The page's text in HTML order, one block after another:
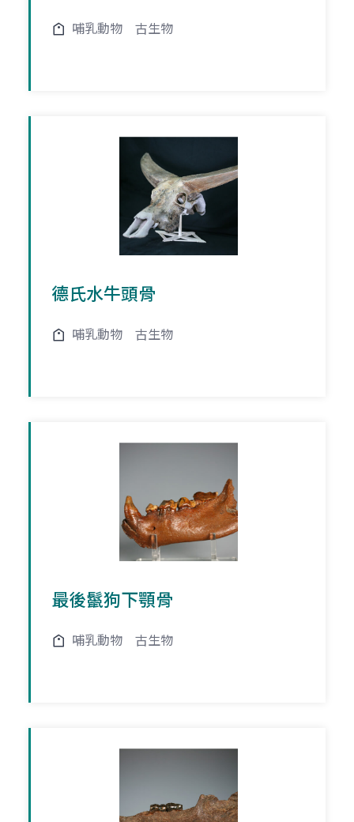
哺乳動物 古生物
德氏水牛頭骨
哺乳動物 古生物
最後鬣狗下顎骨
哺乳動物 古生物